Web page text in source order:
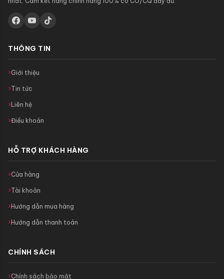
THÔNG TIN
Giới thiệu
Tin tức
Liên hệ
Điều khoản
HỖ TRỢ KHÁCH HÀNG
Cửa hàng
Tài khoản
Hướng dẫn mua hàng
Hướng dẫn thanh toán
CHÍNH SÁCH
Chính sách bảo mật